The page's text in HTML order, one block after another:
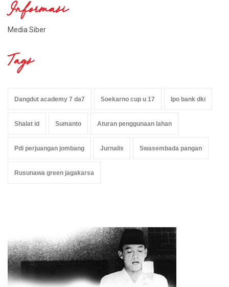
Informasi
Media Siber
Tags
Dangdut academy 7 da7 Soekarno cup u 17 Ipo bank dki
Shalat id Sumanto Aturan penggunaan lahan
Pdi perjuangan jombang Jurnalis Swasembada pangan
Rusunawa green jagakarsa